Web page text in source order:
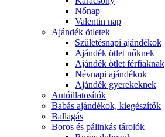
Nőnap
Valentin nap
Ajándék ötletek
Születésnapi ajándékok
Ajándék ötlet nőknek
Ajándék ötlet férfiaknak
Névnapi ajándékok
Ajándék gyerekeknek
Autóillatosítók
Babás ajándékok, kiegészítők
Ballagás
Boros és pálinkás tárolók